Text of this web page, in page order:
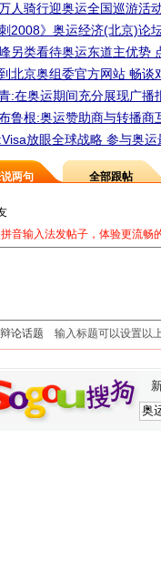
人骑行迎奥运全国巡游活
刺2008》奥运经济(北京)论
另类看待奥运东道主优势
北京奥组委官方网站 畅谈
:在奥运期间充分展现广播
鲁根:奥运赞助商与转播商
放眼全球战略 参与奥运
两句 全部跟帖
音输入法发帖子，体验更流畅
论话题